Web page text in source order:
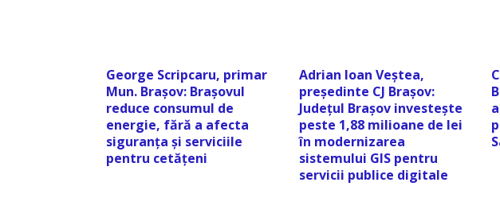
George Scripcaru, primar
Mun. Brașov: Brașovul
reduce consumul de
energie, fără a afecta
siguranța și serviciile
pentru cetățeni
Adrian Ioan Veștea,
președinte CJ Brașov:
Județul Brașov investește
peste 1,88 milioane de lei
în modernizarea
sistemului GIS pentru
servicii publice digitale